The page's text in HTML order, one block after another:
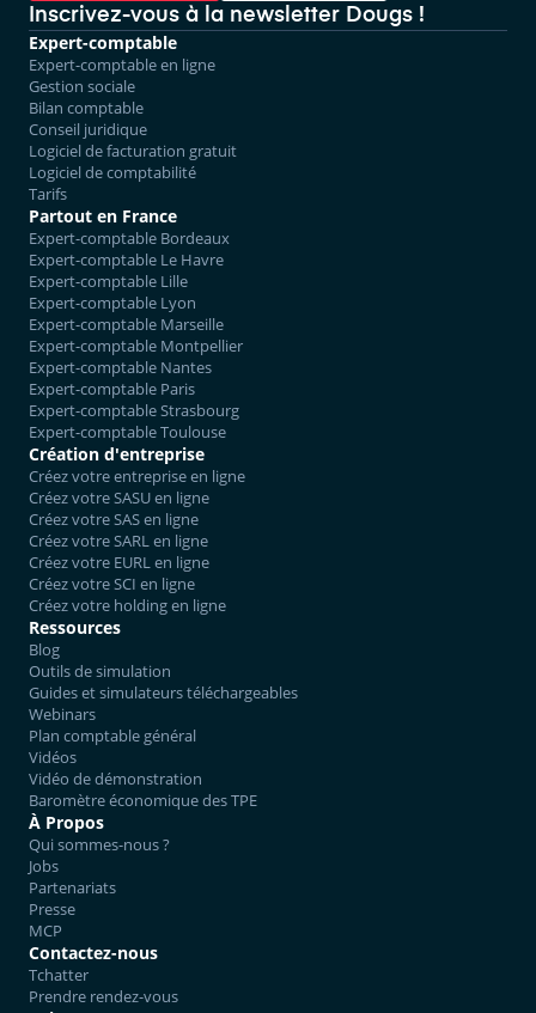
Inscrivez-vous à la newsletter Dougs !
Expert-comptable
Expert-comptable en ligne
Gestion sociale
Bilan comptable
Conseil juridique
Logiciel de facturation gratuit
Logiciel de comptabilité
Tarifs
Partout en France
Expert-comptable Bordeaux
Expert-comptable Le Havre
Expert-comptable Lille
Expert-comptable Lyon
Expert-comptable Marseille
Expert-comptable Montpellier
Expert-comptable Nantes
Expert-comptable Paris
Expert-comptable Strasbourg
Expert-comptable Toulouse
Création d'entreprise
Créez votre entreprise en ligne
Créez votre SASU en ligne
Créez votre SAS en ligne
Créez votre SARL en ligne
Créez votre EURL en ligne
Créez votre SCI en ligne
Créez votre holding en ligne
Ressources
Blog
Outils de simulation
Guides et simulateurs téléchargeables
Webinars
Plan comptable général
Vidéos
Vidéo de démonstration
Baromètre économique des TPE
À Propos
Qui sommes-nous ?
Jobs
Partenariats
Presse
MCP
Contactez-nous
Tchatter
Prendre rendez-vous